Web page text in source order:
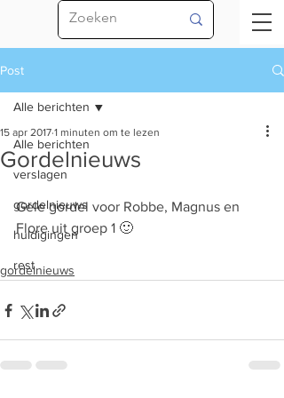
Post
Alle berichten
verslagen
gordelnieuws
huldigingen
rest
Alle berichten
Gordelnieuws
15 apr 2017 1 minuten om te lezen
Gele gordel voor Robbe, Magnus en
Flore uit groep 1 🙂
gordelnieuws